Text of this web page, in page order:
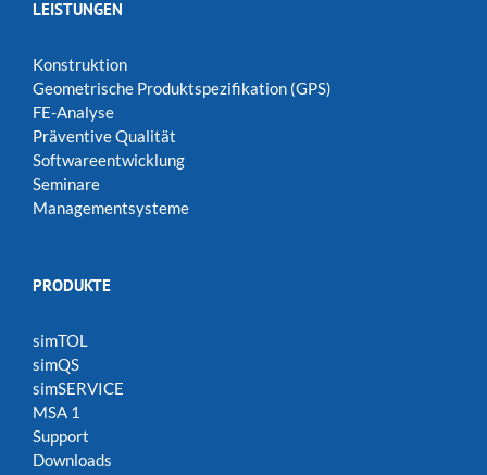
LEISTUNGEN
Konstruktion
Geometrische Produktspezifikation (GPS)
FE-Analyse
Präventive Qualität
Softwareentwicklung
Seminare
Managementsysteme
PRODUKTE
simTOL
simQS
simSERVICE
MSA 1
Support
Downloads